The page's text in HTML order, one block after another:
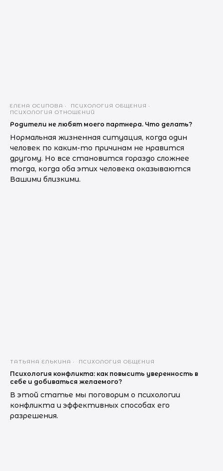
ЕЛЕНА ОСИПОВА
ПСИХОЛОГИЯ ОБЩЕНИЯ
ПСИХОЛОГИЯ ОТНОШЕНИЙ
Родители не любят моего партнера. Что делать?
Нормальная жизненная ситуация, когда один
человек по каким-то причинам не нравится
другому. Но все становится гораздо сложнее
тогда, когда оба этих человека оказываются
Вашими близкими.
ТАТЬЯНА ЕЛЬКИНА ПСИХОЛОГИЯ ОБЩЕНИЯ
Психология конфликта: как повысить уверенность в
себе и добиваться желаемого?
В этой статье мы поговорим о психологии
конфликта и эффективных способах его
разрешения.